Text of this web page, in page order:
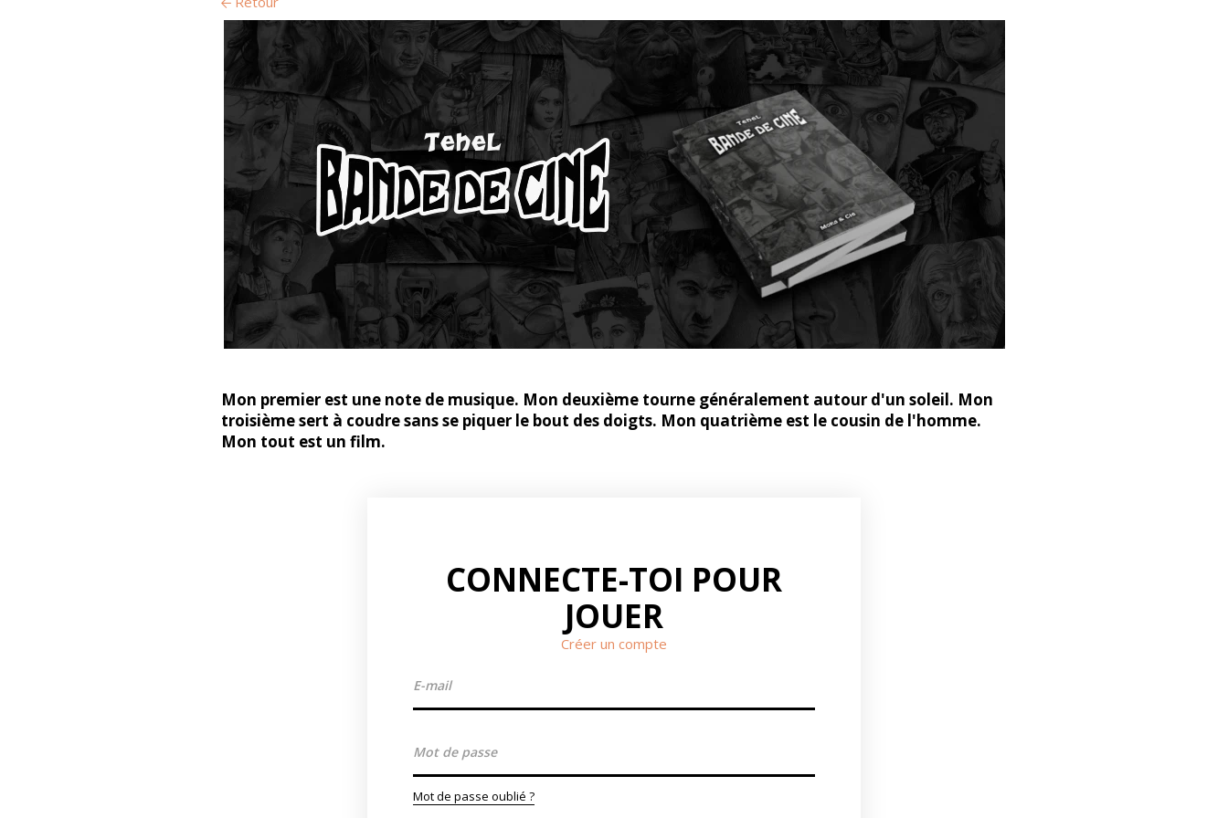
Mon premier est une note de musique. Mon deuxième tourne généralement autour d'un soleil. Mon
troisième sert à coudre sans se piquer le bout des doigts. Mon quatrième est le cousin de l'homme.
Mon tout est un film.
CONNECTE-TOI POUR
JOUER
Créer un compte
Mot de passe oublié ?